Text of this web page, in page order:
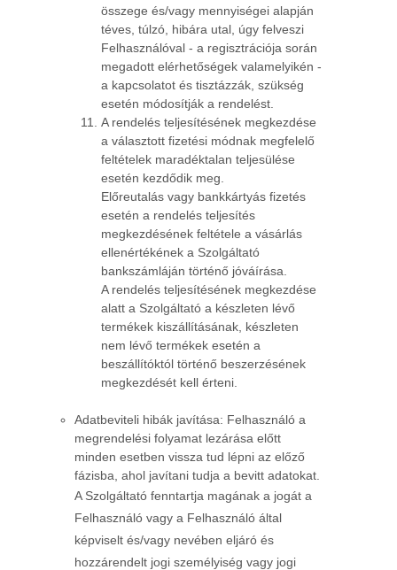
összege és/vagy mennyiségei alapján
téves, túlzó, hibára utal, úgy felveszi
Felhasználóval - a regisztrációja során
megadott elérhetőségek valamelyikén -
a kapcsolatot és tisztázzák, szükség
esetén módosítják a rendelést.
A rendelés teljesítésének megkezdése
a választott fizetési módnak megfelelő
feltételek maradéktalan teljesülése
esetén kezdődik meg.
Előreutalás vagy bankkártyás fizetés
esetén a rendelés teljesítés
megkezdésének feltétele a vásárlás
ellenértékének a Szolgáltató
bankszámláján történő jóváírása.
A rendelés teljesítésének megkezdése
alatt a Szolgáltató a készleten lévő
termékek kiszállításának, készleten
nem lévő termékek esetén a
beszállítóktól történő beszerzésének
megkezdését kell érteni.
Adatbeviteli hibák javítása: Felhasználó a
megrendelési folyamat lezárása előtt
minden esetben vissza tud lépni az előző
fázisba, ahol javítani tudja a bevitt adatokat.
A Szolgáltató fenntartja magának a jogát a
Felhasználó vagy a Felhasználó által
képviselt és/vagy nevében eljáró és
hozzárendelt jogi személyiség vagy jogi